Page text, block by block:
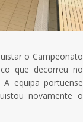
o Campeonato
que decorreu no
equipa portuense
novamente o